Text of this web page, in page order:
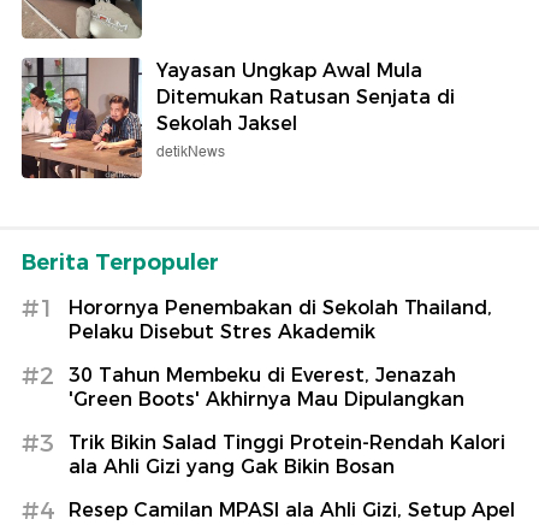
Yayasan Ungkap Awal Mula
Ditemukan Ratusan Senjata di
Sekolah Jaksel
detikNews
Berita Terpopuler
#1
Horornya Penembakan di Sekolah Thailand,
Pelaku Disebut Stres Akademik
#2
30 Tahun Membeku di Everest, Jenazah
'Green Boots' Akhirnya Mau Dipulangkan
#3
Trik Bikin Salad Tinggi Protein-Rendah Kalori
ala Ahli Gizi yang Gak Bikin Bosan
#4
Resep Camilan MPASI ala Ahli Gizi, Setup Apel